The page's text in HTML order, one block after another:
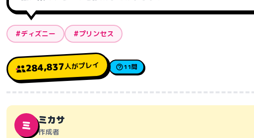
#ディズニー #プリンセス
284,837人がプレイ 11問
ミ ミカサ
作成者